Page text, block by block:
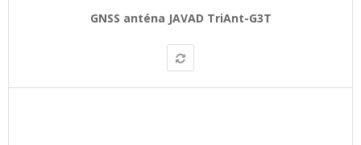
GNSS anténa JAVAD TriAnt-G3T